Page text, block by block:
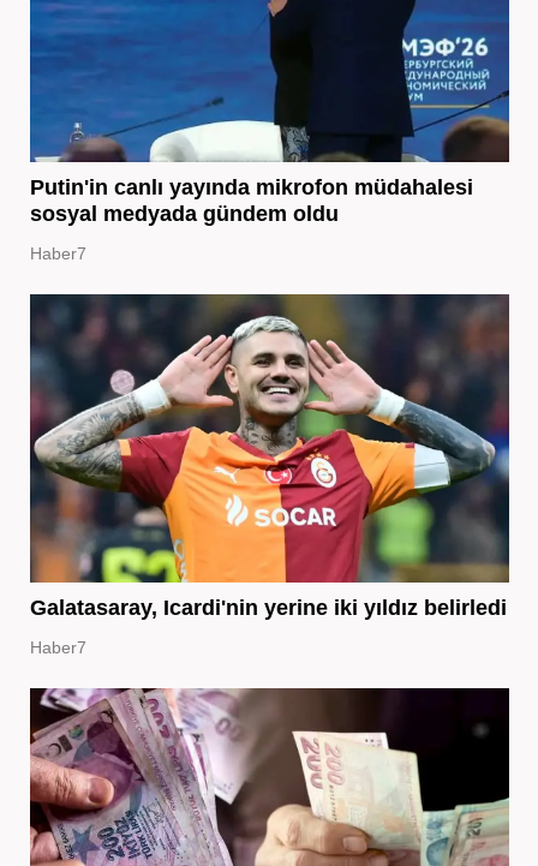
Putin'in canlı yayında mikrofon müdahalesi
sosyal medyada gündem oldu
Haber7
Galatasaray, Icardi'nin yerine iki yıldız belirledi
Haber7